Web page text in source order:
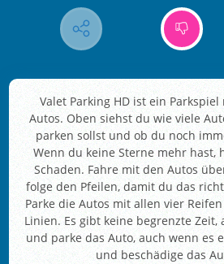
Valet Parking HD ist ein
Autos. Oben siehst du wie viele
parken sollst und ob du noch
Wenn du keine Sterne mehr hast,
Schaden. Fahre mit den Autos
folge den Pfeilen, damit du das
Parke die Autos mit allen vier
Linien. Es gibt keine begrenzte
und parke das Auto, auch wenn es
und beschädige das